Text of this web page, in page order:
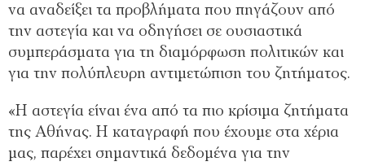
να αναδείξει τα προβλήματα που πηγάζουν από
την αστεγία και να οδηγήσει σε ουσιαστικά
συμπεράσματα για τη διαμόρφωση πολιτικών και
για την πολύπλευρη αντιμετώπιση του ζητήματος.
«Η αστεγία είναι ένα από τα πιο κρίσιμα ζητήματα
της Αθήνας. Η καταγραφή που έχουμε στα χέρια
μας, παρέχει σημαντικά δεδομένα για την